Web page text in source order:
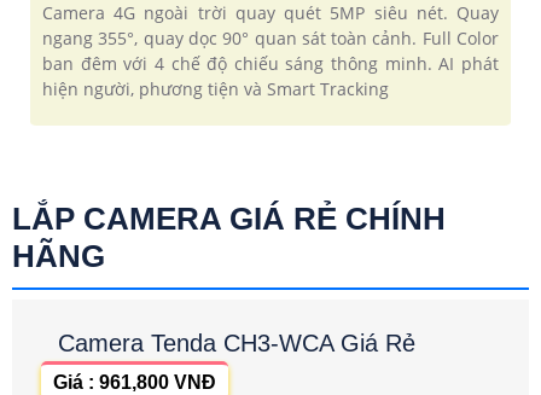
Camera 4G ngoài trời quay quét 5MP siêu nét. Quay
ngang 355°, quay dọc 90° quan sát toàn cảnh. Full Color
ban đêm với 4 chế độ chiếu sáng thông minh. AI phát
hiện người, phương tiện và Smart Tracking
LẮP CAMERA GIÁ RẺ CHÍNH
HÃNG
Camera Tenda CH3-WCA Giá Rẻ
Giá : 961,800 VNĐ